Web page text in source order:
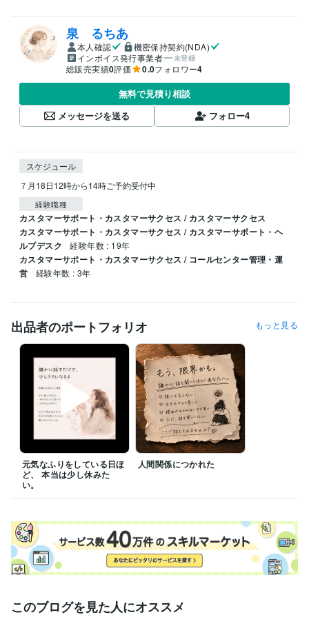
泉 るちあ
本人確認
機密保持契約(NDA)
インボイス発行事業者
未登録
総販売実績0評価 0.0フォロワー4
無料で見積り相談
メッセージを送る
フォロー4
スケジュール
７月18日12時から14時ご予約受付中
経験職種
カスタマーサポート・カスタマーサクセス / カスタマーサクセス
カスタマーサポート・カスタマーサクセス / カスタマーサポート・ヘ
ルプデスク
経験年数 : 19年
カスタマーサポート・カスタマーサクセス / コールセンター管理・運
営
経験年数 : 3年
出品者のポートフォリオ もっと見る
元気なふりをしている日ほ
ど、 本当は少し休みた
い。
人間関係につかれた
このブログを見た人にオススメ